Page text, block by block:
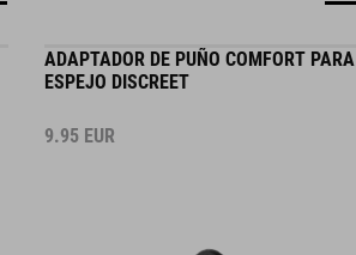
ADAPTADOR DE PUÑO COMFORT PARA
ESPEJO DISCREET
9.95 EUR